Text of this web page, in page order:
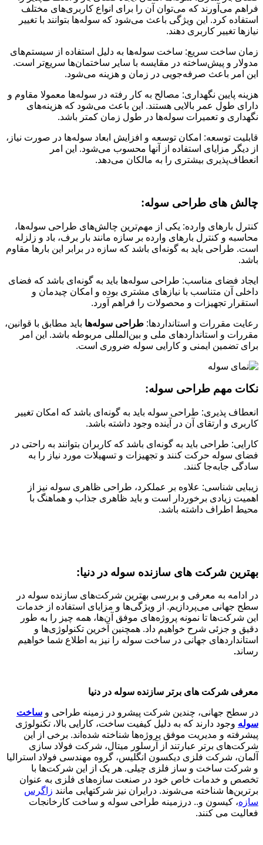
فراهم می‌آورند که می‌توان آن را برای انواع کاربری‌های مختلف
استفاده کرد. این ویژگی باعث می‌شود که سوله‌ها بتوانند با تغییر
نیازها تغییر کاربری دهند.
زمان ساخت سریع: ساخت سوله‌ها به دلیل استفاده از سیستم‌های
مدولار و پیش‌ساخته در مقایسه با سایر ساختمان‌ها سریع‌تر است.
این امر باعث صرفه‌جویی در زمان و هزینه می‌شود.
هزینه پایین نگهداری: مصالح به کار رفته در سوله‌ها معمولا مقاوم و
دارای طول عمر بالایی هستند. این باعث می‌شود که هزینه‌های
نگهداری و تعمیرات سوله‌ها در طول زمان کمتر باشد.
قابلیت توسعه: امکان توسعه و افزایش ابعاد سوله‌ها در صورت نیاز،
از دیگر مزایای استفاده از آنها محسوب می‌شود. این امر
انعطاف‌پذیری بیشتری را به مالکان می‌دهد.
چالش های طراحی سوله:
کنترل بارهای وارده: یکی از مهم‌ترین چالش‌های طراحی سوله‌ها،
محاسبه و کنترل بارهای وارده بر سازه مانند بار برف، باد و زلزله
است. طراحی باید به گونه‌ای باشد که سازه در برابر این بارها مقاوم
باشد.
ایجاد فضای مناسب: طراحی سوله‌ها باید به گونه‌ای باشد که فضای
داخلی آن متناسب با نیازهای مشتری بوده و امکان چیدمان و
استقرار تجهیزات و محصولات را فراهم آورد.
رعایت مقررات و استانداردها: طراحی سوله‌ها باید مطابق با قوانین،
مقررات و استانداردهای ملی و بین‌المللی مربوطه باشد. این امر
برای تضمین ایمنی و کارایی سوله ضروری است.
نکات مهم طراحی سوله:
انعطاف پذیری: طراحی سوله باید به گونه‌ای باشد که امکان تغییر
کاربری و ارتقای آن در آینده وجود داشته باشد.
کارایی: طراحی باید به گونه‌ای باشد که کاربران بتوانند به راحتی در
فضای سوله حرکت کنند و تجهیزات و تسهیلات مورد نیاز را به
سادگی جابه‌جا کنند.
زیبایی شناسی: علاوه بر عملکرد، طراحی ظاهری سوله نیز از
اهمیت زیادی برخوردار است و باید ظاهری جذاب و هماهنگ با
محیط اطراف داشته باشد.
بهترین شرکت های سازنده سوله در دنیا:
در ادامه به معرفی و بررسی بهترین شرکت‌های سازنده سوله در
سطح جهانی می‌پردازیم. از ویژگی‌ها و مزایای استفاده از خدمات
این شرکت‌ها تا نمونه‌ پروژه‌های موفق آن‌ها، همه چیز را به طور
دقیق و جزئی شرح خواهیم داد. همچنین آخرین تکنولوژی‌ها و
استانداردهای جهانی در ساخت سوله را نیز به اطلاع شما خواهیم
رساند.
معرفی شرکت های برتر سازنده سوله در دنیا
در سطح جهانی، چندین شرکت پیشرو در زمینه طراحی و ساخت
سوله وجود دارند که به دلیل کیفیت ساخت، کارایی بالا، تکنولوژی
پیشرفته و مدیریت موفق پروژه‌ها شناخته شده‌اند. برخی از این
شرکت‌های برتر عبارتند از آرسلور میتال، شرکت فولاد سازی
آلمان، شرکت فلزی دیکسون انگلیس، گروه مهندسی فولاد استرالیا
و شرکت ساخت و ساز فلزی چیلی. هر یک از این شرکت‌ها با
تخصص و خدمات خاص خود در صنعت سازه‌های فلزی به عنوان
برترین‌ها شناخته می‌شوند. درایران نیز شرکت­هایی مانند زاگرس
سازه، کیسون و.. درزمینه طراحی سوله و ساخت کارخانجات
فعالیت می کنند.